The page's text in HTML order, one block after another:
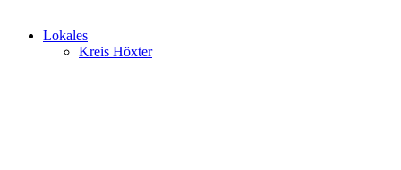
Lokales
Kreis Höxter